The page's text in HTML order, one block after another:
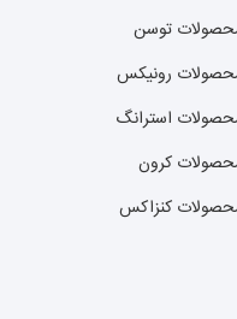
توسن
رونیکس
استرانگ
کرون
کنزاکس